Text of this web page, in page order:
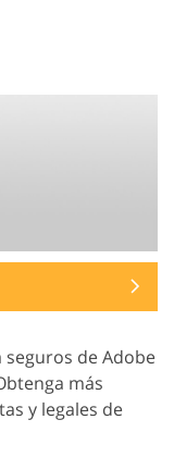
seguros de Adobe
más
y legales de